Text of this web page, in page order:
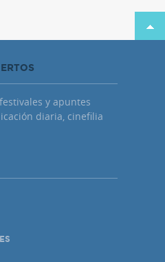
y apuntes
diaria, cinefilia